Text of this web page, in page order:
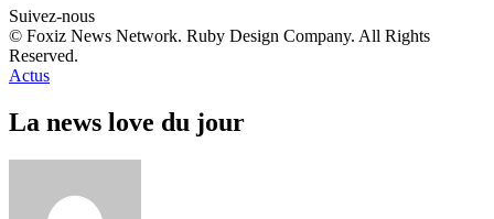
Suivez-nous
© Foxiz News Network. Ruby Design Company. All Rights
Reserved.
Actus
La news love du jour